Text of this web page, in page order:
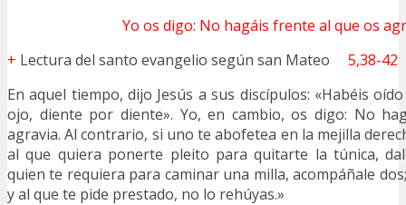
Yo os digo: No hagáis frente al que os
+ Lectura del santo evangelio según san Mateo 5,38-42
En aquel tiempo, dijo Jesús a sus discípulos: «Habéis
ojo, diente por diente». Yo, en cambio, os digo: No
agravia. Al contrario, si uno te abofetea en la mejilla
al que quiera ponerte pleito para quitarte la túnica,
quien te requiera para caminar una milla, acompáñale
y al que te pide prestado, no lo rehúyas.»